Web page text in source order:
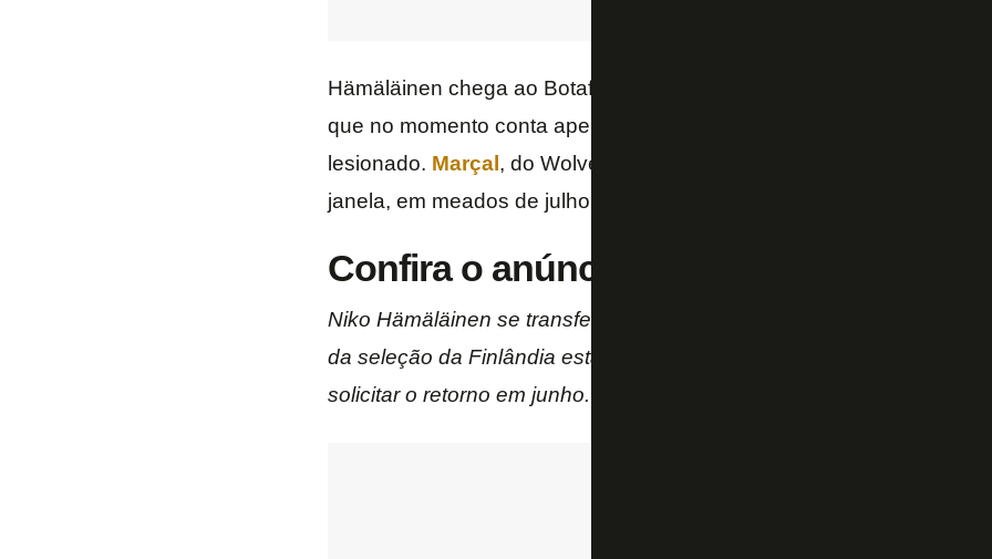
Hämäläinen chega ao Botafogo como solução para o problema da
que no momento conta apenas com
lesionado. Marçal , do Wolverhampton, está acertado, mas só chega
janela, em meados de julho.
Confira o anúncio do Queens Park
Niko Hämäläinen se transferiu ao clube brasileiro Botafogo por
da seleção da Finlândia estará no Fogo até julho, com o QPR tendo
solicitar o retorno em junho. A primeira divisão do Brasil acontece de